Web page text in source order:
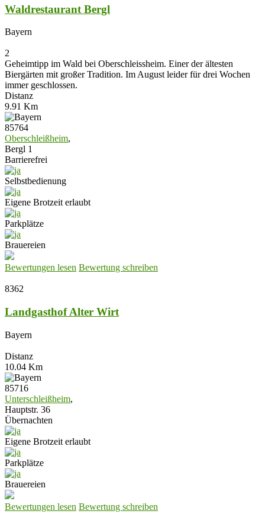
Waldrestaurant Bergl
Bayern
2
Geheimtipp im Wald bei Oberschleissheim. Einer der ältesten
Biergärten mit großer Tradition. Im August leider für drei Wochen
immer geschlossen.
Distanz
9.91 Km
85764
Oberschleißheim,
Bergl 1
Barrierefrei
Selbstbedienung
Eigene Brotzeit erlaubt
Parkplätze
Brauereien
Bewertungen lesen Bewertung schreiben
8362
Landgasthof Alter Wirt
Bayern
Distanz
10.04 Km
85716
Unterschleißheim,
Hauptstr. 36
Übernachten
Eigene Brotzeit erlaubt
Parkplätze
Brauereien
Bewertungen lesen Bewertung schreiben